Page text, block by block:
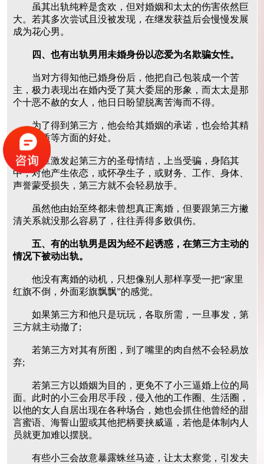
虽其出轨纯粹是贪欢，但对婚姻和太太的伤害依然巨
大。若其多次尝试且没被发现，在继发获益后会慢慢发展
成为花心男。
四、也有出轨男用未婚身份以恋爱为名欺骗女性。
当对方得知他已婚身份后，他把自己包装成一个苦
主，极力表现出在婚内受了莫大委屈的形象，而太太是那
个十恶不赦的女人，他日日盼望脱离苦海而不得。
为了得到第三方，他会给其婚姻的承诺，也会给其精
神、物质等方面的好处。
一旦激发起第三方的圣母情结，上当受骗，身陷其
中，对他产生依恋，或怀孕生子，或财务、工作、身体、
声誉蒙受损失，第三方就不会轻易放手。
虽然他由始至终都未曾想真正离婚，但要跟第三方撇
清关系就没那么容易了，往往弄得多败俱伤。
五、有的出轨男是因为经不起诱惑，在第三方主动的
情况下被动出轨。
他没有离婚的动机，只想像别人那样享受一把“家里
红旗不倒，外面彩旗飘飘”的感觉。
如果第三方和他只是玩玩，各取所需，一旦事发，第
三方就主动撤了;
若第三方对其有所图，到了嘴里的肉自然不会轻易放
弃;
若第三方以婚姻为目的，更免不了小三逼婚上位的局
面。此时的小三会用尽手段，侵入他的工作圈、生活圈，
以他的女人自居出现在各种场合，她也会抓住他曾经的甜
言蜜语、海誓山盟或其他把柄要挟威逼，若他是体制内人
员就更加难以摆脱。
有些小三会故意暴露蛛丝马迹，让太太察觉，引发夫